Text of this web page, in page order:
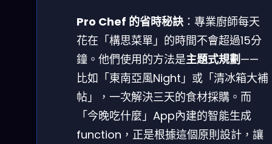
Pro Chef 的省時秘訣 ：專業廚師每天
花在「構思菜單」的時間不會超過15分
鐘。他們使用的方法是主題式規劃 ——
比如「東南亞風Night」或「清冰箱大補
帖」，一次解決三天的食材採購。而
「今晚吃什麼」App內建的智能生成
function，正是根據這個原則設計，讓